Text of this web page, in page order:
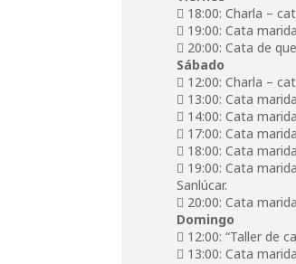
 18:00: Charla –
 19:00: Cata
 20:00: Cata de
Sábado
 12:00: Charla –
 13:00: Cata
 14:00: Cata
 17:00: Cata
 18:00: Cata
 19:00: Cata
Sanlúcar.
 20:00: Cata
Domingo
 12:00: “Taller de
 13:00: Cata